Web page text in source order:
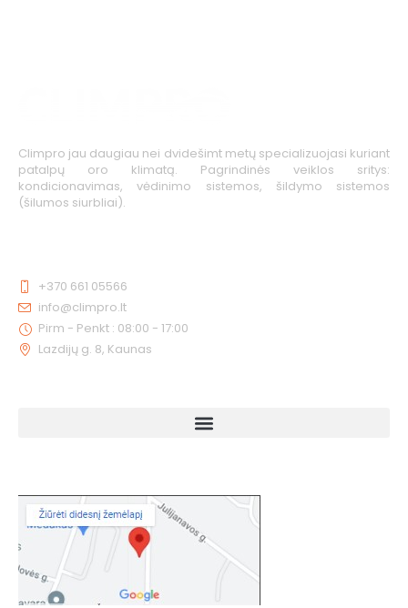
Climpro jau daugiau nei dvidešimt metų specializuojasi kuriant
patalpų oro klimatą. Pagrindinės veiklos sritys:
kondicionavimas, vėdinimo sistemos, šildymo sistemos
(šilumos siurbliai).
+370 661 05566
info@climpro.lt
Pirm - Penkt : 08:00 - 17:00
Lazdijų g. 8, Kaunas